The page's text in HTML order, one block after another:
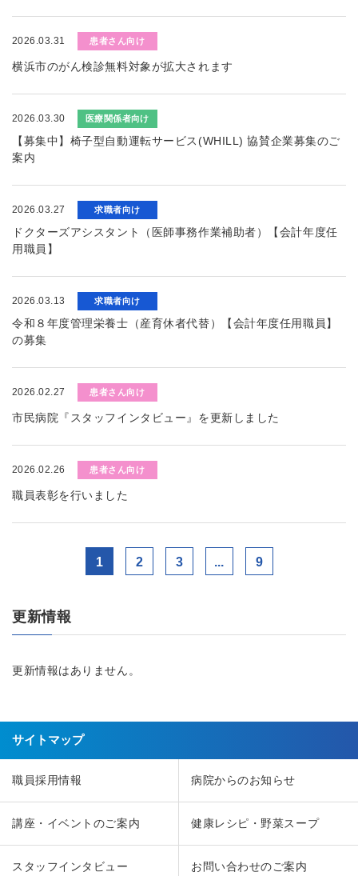
2026.03.31 患者さん向け
横浜市のがん検診無料対象が拡大されます
2026.03.30 医療関係者向け
【募集中】椅子型自動運転サービス(WHILL) 協賛企業募集のご
案内
2026.03.27 求職者向け
ドクターズアシスタント（医師事務作業補助者）【会計年度任
用職員】
2026.03.13 求職者向け
令和８年度管理栄養士（産育休者代替）【会計年度任用職員】
の募集
2026.02.27 患者さん向け
市民病院『スタッフインタビュー』を更新しました
2026.02.26 患者さん向け
職員表彰を行いました
1 2 3 ... 9
更新情報
更新情報はありません。
サイトマップ
職員採用情報 病院からのお知らせ
講座・イベントのご案内 健康レシピ・野菜スープ
スタッフインタビュー お問い合わせのご案内